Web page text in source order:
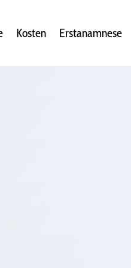
Kosten Erstanamnese